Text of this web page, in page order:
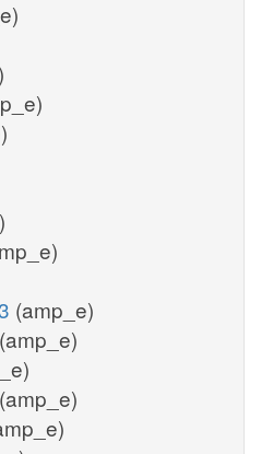
(amp_e)
(amp_e)
(amp_e)